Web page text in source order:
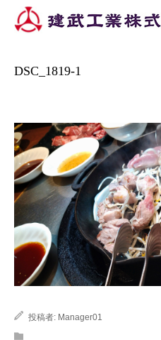
施工実績 DSC_1819-1
DSC_1819-1
投稿者: Manager01
企業情報
施工実績
リクルート
アクセス